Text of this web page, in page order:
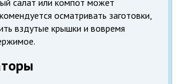
салат или компот может
осматривать заготовки,
вздутые крышки и вовремя